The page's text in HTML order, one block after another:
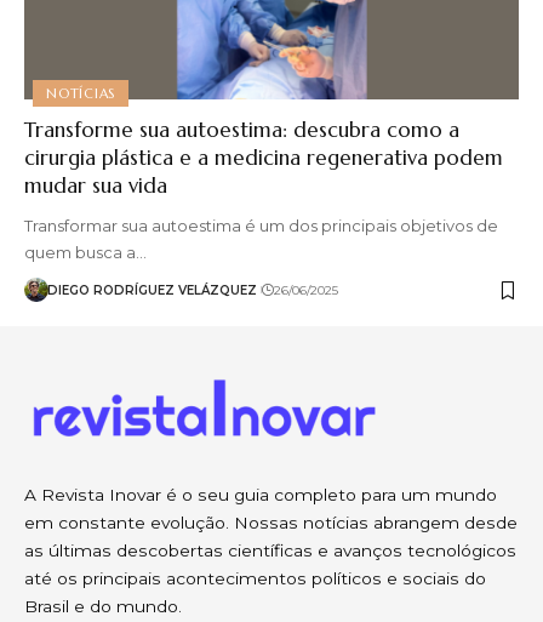
NOTÍCIAS
Transforme sua autoestima: descubra como a
cirurgia plástica e a medicina regenerativa podem
mudar sua vida
Transformar sua autoestima é um dos principais objetivos de
quem busca a…
DIEGO RODRÍGUEZ VELÁZQUEZ 26/06/2025
A Revista Inovar é o seu guia completo para um mundo
em constante evolução. Nossas notícias abrangem desde
as últimas descobertas científicas e avanços tecnológicos
até os principais acontecimentos políticos e sociais do
Brasil e do mundo.